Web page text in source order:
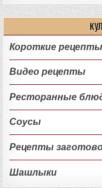
Короткие
Видео рецепты
Ресторанные
Соусы
Рецепты
Шашлыки